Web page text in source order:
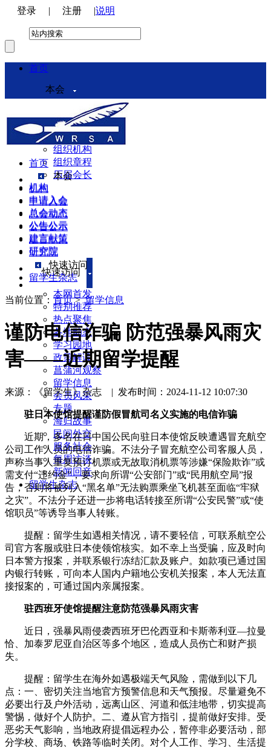
登录 | 注册 |说明
首页
本会
本会介绍
领导机构
理事会
组织机构
组织章程
历届会长
机构
申请入会
总会动态
公告公示
建言献策
研究院
快速访问
本网首发
特别推荐
热点聚焦
各地动态
学习园地
政策解读
菖蒲河观察
留学信息
会员风采
专题
海归故事
民间外交
服务社会
每周访谈
新闻回音
留学生杂志
首页
本会
机构
申请入会
总会动态
公告公示
建言献策
研究院
快速访问
留学生杂志
当前位置： 首页>留学信息
谨防电信诈骗 防范强暴风雨灾
害——近期留学提醒
来源：《留学生》杂志 | 发布时间：2024-11-12 10:07:30
驻日本使馆提醒谨防假冒航司名义实施的电信诈骗
近期，多名在日中国公民向驻日本使馆反映遭遇冒充航空
公司工作人员的电信诈骗。不法分子冒充航空公司客服人员，
声称当事人重复预订机票或无故取消机票等涉嫌“保险欺诈”或
需支付“违约金”，要求向所谓“公安部门”或“民用航空局”报
告，否则将被列入“黑名单”无法购票乘坐飞机甚至面临“牢狱
之灾”。不法分子还进一步将电话转接至所谓“公安民警”或“使
馆职员”等诱导当事人转账。
提醒：留学生如遇相关情况，请不要轻信，可联系航空公
司官方客服或驻日本使领馆核实。如不幸上当受骗，应及时向
日本警方报案，并联系银行冻结汇款及账户。如款项已通过国
内银行转账，可向本人国内户籍地公安机关报案，本人无法直
接报案的，可通过国内亲属报案。
驻西班牙使馆提醒注意防范强暴风雨灾害
近日，强暴风雨侵袭西班牙巴伦西亚和卡斯蒂利亚—拉曼
恰、加泰罗尼亚自治区等多个地区，造成人员伤亡和财产损
失。
提醒：留学生在海外如遇极端天气风险，需做到以下几
点：一、密切关注当地官方预警信息和天气预报。尽量避免不
必要出行及户外活动，远离山区、河道和低洼地带，切实提高
警惕，做好个人防护。二、遵从官方指引，提前做好安排。受
恶劣天气影响，当地政府提倡远程办公，暂停非必要活动，部
分学校、商场、铁路等临时关闭。对个人工作、学习、生活提